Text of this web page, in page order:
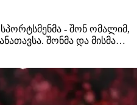
- შონ ომალიმ,
შონმა და მისმა
ერთად, მერაბის
ნამდვილად
და წვეულებებზე